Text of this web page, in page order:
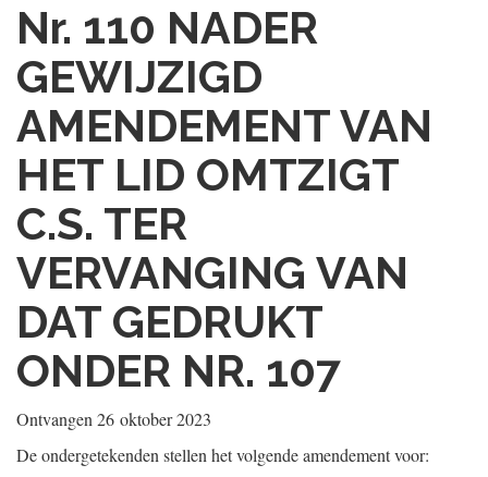
Nr. 110 NADER
GEWIJZIGD
AMENDEMENT VAN
HET LID OMTZIGT
C.S. TER
VERVANGING VAN
DAT GEDRUKT
ONDER NR. 107
Ontvangen 26 oktober 2023
De ondergetekenden stellen het volgende amendement voor: